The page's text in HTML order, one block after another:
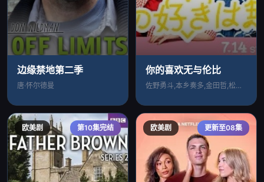
边缘禁地第二季
唐·怀尔德曼
你的喜欢无与伦比
佐野勇斗,本乡奏多,金田哲,松本若菜,高
欧美剧 第10集完结 欧美剧 更新至08集